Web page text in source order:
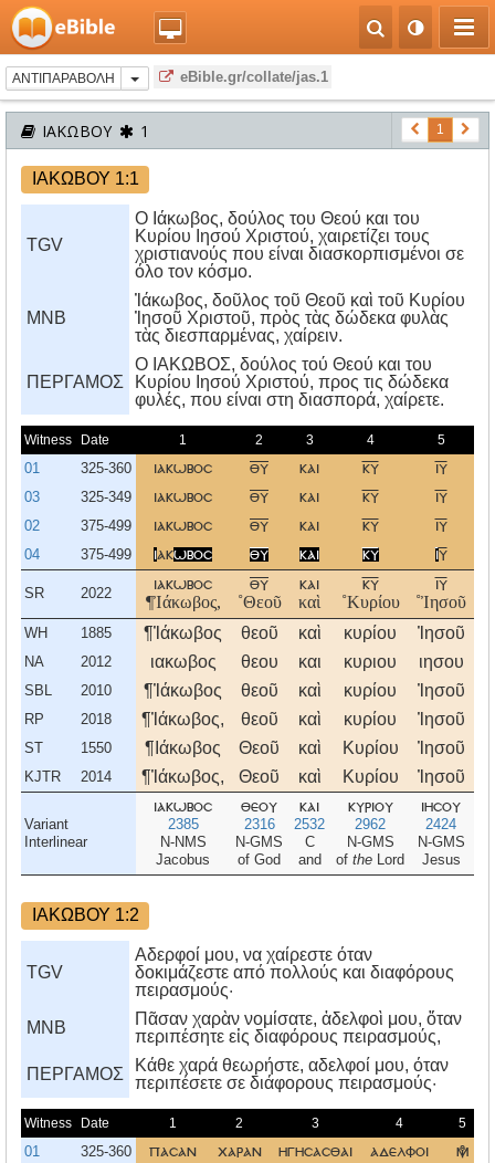
ΑΝΤΙΠΑΡΑΒΟΛΗ eBible.gr/collate/jas.1
ΙΑΚΩΒΟΥ 1 1
ΙΑΚΩΒΟΥ 1:1
TGV
Ο Ιάκωβος, δούλος του Θεού και του
Κυρίου Ιησού Χριστού, χαιρετίζει τους
χριστιανούς που είναι διασκορπισμένοι σε
όλο τον κόσμο.
MNB
Ἰάκωβος, δοῦλος τοῦ Θεοῦ καὶ τοῦ Κυρίου
Ἰησοῦ Χριστοῦ, πρὸς τὰς δώδεκα φυλὰς
τὰς διεσπαρμένας, χαίρειν.
ΠΕΡΓΑΜΟΣ
O IAKΩBOΣ, δούλος τού Θεού και του
Kυρίου Iησού Xριστού, προς τις δώδεκα
φυλές, που είναι στη διασπορά, χαίρετε.
Witness Date 1 2 3 4 5
01 325-360 ιακωβοσ θυ και κυ ιυ
03 325-349 ιακωβοσ θυ και κυ ιυ
02 375-499 ιακωβοσ θυ και κυ ιυ
04 375-499 ιακωβοσ θυ και κυ ιυ
SR 2022
ιακωβοσ
¶Ἰάκωβος,
θυ
˚Θεοῦ
και
καὶ
κυ
˚Κυρίου
ιυ
˚Ἰησοῦ
WH 1885 ¶Ἰάκωβος θεοῦ καὶ κυρίου Ἰησοῦ
NA 2012 ιακωβος θεου και κυριου ιησου
SBL 2010 ¶Ἰάκωβος θεοῦ καὶ κυρίου Ἰησοῦ
RP 2018 ¶Ἰάκωβος, θεοῦ καὶ κυρίου Ἰησοῦ
ST 1550 ¶Ιάκωβος Θεοῦ καὶ Κυρίου Ἰησοῦ
KJTR 2014 ¶Ἰάκωβος, Θεοῦ καὶ Κυρίου Ἰησοῦ
Variant
Interlinear
ιακωβοσ
2385
N-NMS
Jacobus
θεου
2316
N-GMS
of God
και
2532
C
and
κυριου
2962
N-GMS
of the Lord
ιησου
2424
N-GMS
Jesus
ΙΑΚΩΒΟΥ 1:2
TGV
Αδερφοί μου, να χαίρεστε όταν
δοκιμάζεστε από πολλούς και διαφόρους
πειρασμούς·
MNB
Πᾶσαν χαρὰν νομίσατε, ἀδελφοὶ μου, ὅταν
περιπέσητε εἰς διαφόρους πειρασμούς,
ΠΕΡΓΑΜΟΣ
Kάθε χαρά θεωρήστε, αδελφοί μου, όταν
περιπέσετε σε διάφορους πειρασμούς·
Witness Date 1 2 3 4 5
01 325-360 πασαν χαραν ηγησασθαι αδελφοι 